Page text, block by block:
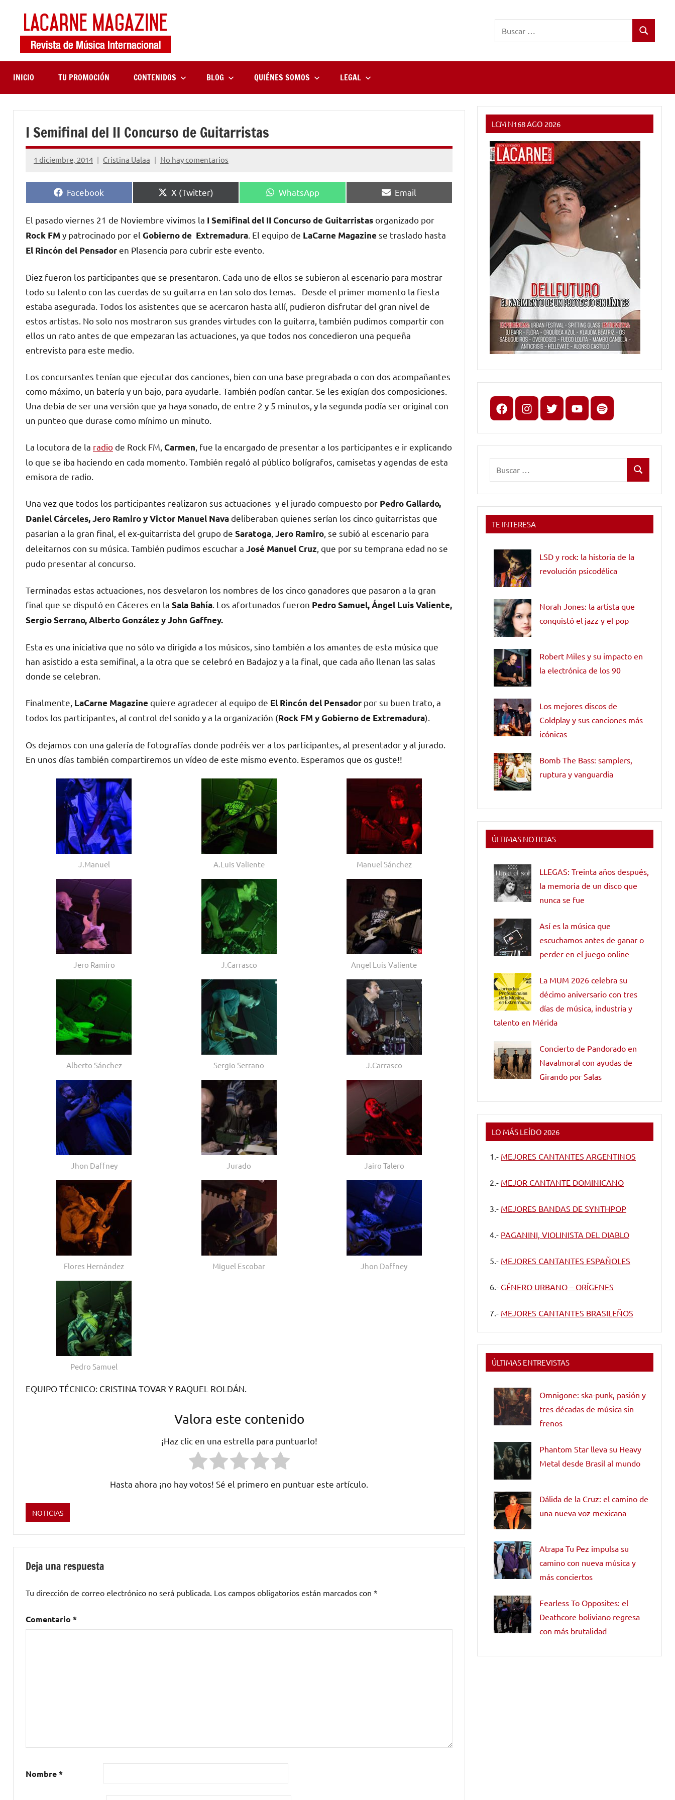
contenido
Magazine
música
internacional
Buscar
INICIO TU PROMOCIÓN CONTENIDOS BLOG QUIÉNES SOMOS LEGAL
I Semifinal del II Concurso de Guitarristas
1 diciembre, 2014 Cristina Ualaa No hay comentarios
Compartir
en
Facebook
Compartir
en
X (Twitter)
Compartir
en
WhatsApp
Compartir
en
Email
El pasado viernes 21 de Noviembre vivimos la I Semifinal del II Concurso de Guitarristasorganizado por
Rock FMy patrocinado por el Gobierno de Extremadura . El equipo de LaCarne Magazinese traslado hasta
El Rincón del Pensadoren Plasencia para cubrir este evento.
Diez fueron los participantes que se presentaron. Cada uno de ellos se subieron al escenario para mostrar
todo su talento con las cuerdas de su guitarra en tan solo dos temas. Desde el primer momento la fiesta
estaba asegurada. Todos los asistentes que se acercaron hasta allí, pudieron disfrutar del gran nivel de
estos artistas. No solo nos mostraron sus grandes virtudes con la guitarra, también pudimos compartir con
ellos un rato antes de que empezaran las actuaciones, ya que todos nos concedieron una pequeña
entrevista para este medio.
Los concursantes tenían que ejecutar dos canciones, bien con una base pregrabada o con dos acompañantes
como máximo, un batería y un bajo, para ayudarle. También podían cantar. Se les exigían dos composiciones.
Una debía de ser una versión que ya haya sonado, de entre 2 y 5 minutos, y la segunda podía ser original con
un punteo que durase como mínimo un minuto.
La locutora de la radiode Rock FM, Carmen , fue la encargado de presentar a los participantes e ir explicando
lo que se iba haciendo en cada momento. También regaló al público bolígrafos, camisetas y agendas de esta
emisora de radio.
Una vez que todos los participantes realizaron sus actuaciones y el jurado compuesto por Pedro Gallardo,
Daniel Cárceles, Jero Ramiro y Victor Manuel Navadeliberaban quienes serían los cinco guitarristas que
pasarían a la gran final, el ex-guitarrista del grupo de Saratoga Jero Ramiro , se subió al escenario para
deleitarnos con su música. También pudimos escuchar a José Manuel Cruz , que por su temprana edad no se
pudo presentar al concurso.
Terminadas estas actuaciones, nos desvelaron los nombres de los cinco ganadores que pasaron a la gran
final que se disputó en Cáceres en la Sala Bahía . Los afortunados fueron Pedro Samuel, Ángel Luis Valiente,
Sergio Serrano, Alberto González y John Gaffney.
Esta es una iniciativa que no sólo va dirigida a los músicos, sino también a los amantes de esta música que
han asistido a esta semifinal, a la otra que se celebró en Badajoz y a la final, que cada año llenan las salas
donde se celebran.
Finalmente, LaCarne Magazinequiere agradecer al equipo de El Rincón del Pensador por su buen trato, a
todos los participantes, al control del sonido y a la organización (Rock FM y Gobierno de Extremadura).
Os dejamos con una galería de fotografías donde podréis ver a los participantes, al presentador y al jurado.
En unos días también compartiremos un vídeo de este mismo evento. Esperamos que os guste!!
J.Manuel A.Luis Valiente Manuel Sánchez
Jero Ramiro J.Carrasco Angel Luis Valiente
Alberto Sánchez Sergio Serrano J.Carrasco
Jhon Daffney Jurado Jairo Talero
Flores Hernández Miguel Escobar Jhon Daffney
Pedro Samuel
EQUIPO TÉCNICO: CRISTINA TOVAR Y RAQUEL ROLDÁN.
Valora este contenido
¡Haz clic en una estrella para puntuarlo!
Hasta ahora ¡no hay votos! Sé el primero en puntuar este artículo.
Etiquetado
Extremadura,
Concurso
Guitarristas,
NOTICIAS
Deja una respuesta
Tu dirección de correo electrónico no será publicada. Los campos obligatorios están marcados con *
Comentario *
Nombre*
LCM N168 AGO 2026
FacebookInstagram
X youtubespotify
Buscar
TE INTERESA
LSD y rock: la historia de la
revolución psicodélica
Norah Jones: la artista que
conquistó el jazz y el pop
Robert Miles y su impacto en
la electrónica de los 90
Los mejores discos de
Coldplay y sus canciones más
icónicas
Bomb The Bass: samplers,
ruptura y vanguardia
ÚLTIMAS NOTICIAS
LLEGAS: Treinta años después,
la memoria de un disco que
nunca se fue
Así es la música que
escuchamos antes de ganar o
perder en el juego online
La MUM 2026 celebra su
décimo aniversario con tres
días de música, industria y
talento en Mérida
Concierto de Pandorado en
Navalmoral con ayudas de
Girando por Salas
LO MÁS LEÍDO 2026
1.- MEJORES CANTANTES ARGENTINOS
2.- MEJOR CANTANTE DOMINICANO
3.- MEJORES BANDAS DE SYNTHPOP
4.- PAGANINI, VIOLINISTA DEL DIABLO
5.- MEJORES CANTANTES ESPAÑOLES
6.- GÉNERO URBANO – ORÍGENES
7.- MEJORES CANTANTES BRASILEÑOS
ÚLTIMAS ENTREVISTAS
Omnigone: ska-punk, pasión y
tres décadas de música sin
frenos
Phantom Star lleva su Heavy
Metal desde Brasil al mundo
Dálida de la Cruz: el camino de
una nueva voz mexicana
Atrapa Tu Pez impulsa su
camino con nueva música y
más conciertos
Fearless To Opposites: el
Deathcore boliviano regresa
con más brutalidad